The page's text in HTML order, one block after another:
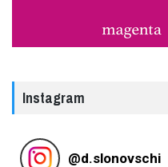
Instagram
@d.slonovschi